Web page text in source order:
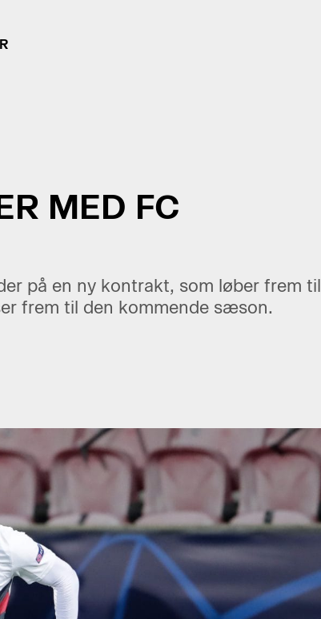
MED FC
på en ny kontrakt, som løber frem til
frem til den kommende sæson.